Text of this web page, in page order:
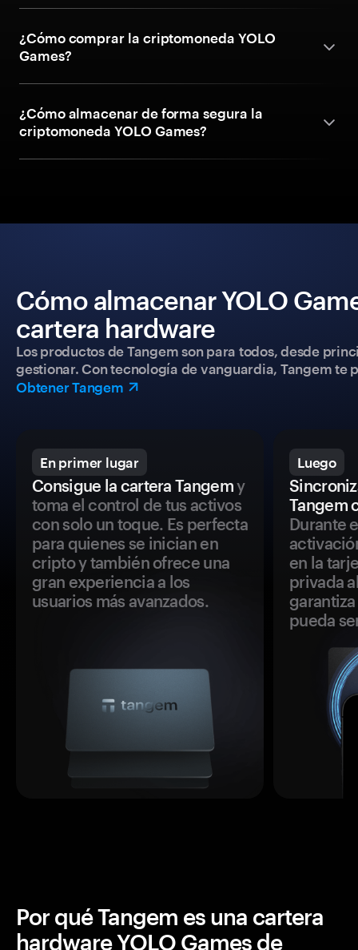
¿Cómo comprar la criptomoneda YOLO
Games?
¿Cómo almacenar de forma segura la
criptomoneda YOLO Games?
Cómo almacenar YOLO
cartera hardware
Los productos de Tangem son para todos, desde
gestionar. Con tecnología de vanguardia, Tangem
Obtener Tangem
En primer lugar
Consigue la cartera Tangemy
toma el control de tus activos
con solo un toque. Es perfecta
para quienes se inician en
cripto y también ofrece una
gran experiencia a los
usuarios más avanzados.
Luego
Tangem
Durante
en la
privada
pueda
Por qué Tangem es una cartera
hardware YOLO Games de